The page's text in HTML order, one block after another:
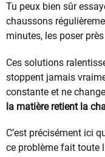
Tu peux bien sûr
chaussons
minutes, les poser
Ces solutions
stoppent jamais
constante et ne
la matière retient la
C’est précisément ici
ce problème fait toute